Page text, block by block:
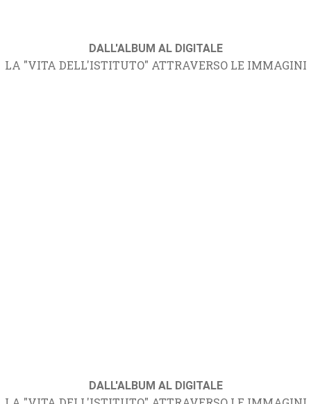
DALL'ALBUM AL DIGITALE
LA "VITA DELL'ISTITUTO" ATTRAVERSO LE IMMAGINI
DALL'ALBUM AL DIGITALE